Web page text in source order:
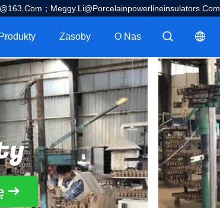
；Meggy.Li@porcelainpowerlineinsulators.com
描述
描述
Produkty Zasoby O Nas